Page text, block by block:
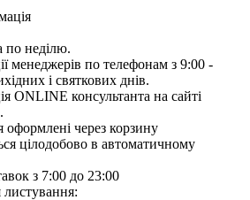
по неділю.
менеджерів по телефонам з 9:00 -
і святкових днів.
ONLINE консультанта на сайті
оформлені через корзину
цілодобово в автоматичному
з 7:00 до 23:00